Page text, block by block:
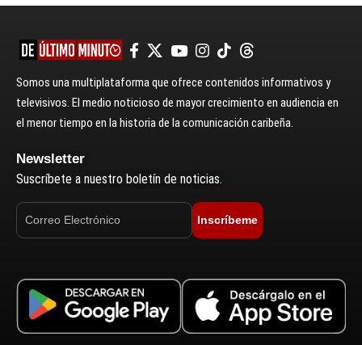
Somos una multiplataforma que ofrece contenidos informativos y
televisivos. El medio noticioso de mayor crecimiento en audiencia en
el menor tiempo en la historia de la comunicación caribeña.
Newsletter
Suscríbete a nuestro boletín de noticias.
Inscríbeme